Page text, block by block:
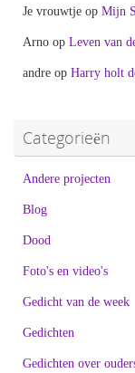
Je vrouwtje op Mijn
Arno op Leven van
andre op Harry holt
Categorieën
Andere projecten
Blog
Dood
Foto's en video's
Gedicht van de week
Gedichten
Gedichten over